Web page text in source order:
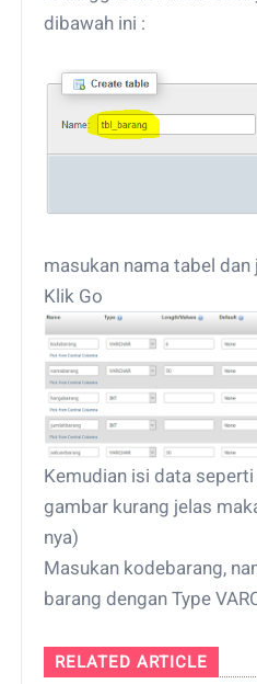
dibawah ini :
masukan nama tabel
Klik Go
Kemudian isi data
gambar kurang jelas
nya)
Masukan kodebarang,
barang dengan Type
RELATED ARTICLE